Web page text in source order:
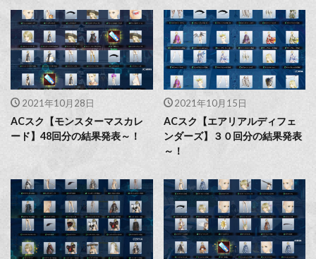
2021年10月28日
ACスク【モンスターマスカレ
ード】48回分の結果発表～！
2021年10月15日
ACスク【エアリアルディフェ
ンダーズ】３０回分の結果発表
～！